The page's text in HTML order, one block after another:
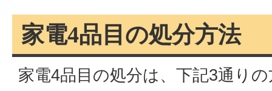
家電4品目の処分方法
家電4品目の処分は、下記3通り